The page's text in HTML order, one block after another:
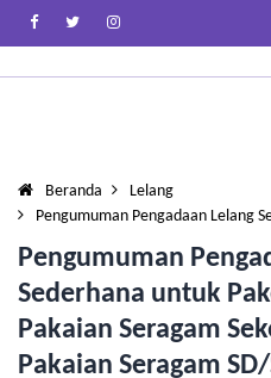
Beranda
Lelang
Pengumuman Pengadaan Lelang
Pengumuman
Sederhana untuk
Pakaian Seragam
Pakaian Seragam